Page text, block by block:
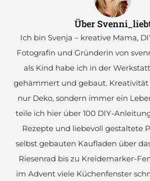
Über
Ich bin Svenja – kreative Mama,
Fotografin und Gründerin von
als Kind habe ich in der
gehämmert und gebaut.
nur Deko, sondern immer ein
teile ich hier über 100 DIY-
Rezepte und liebevoll gestaltete
selbst gebauten Kaufladen über
Riesenrad bis zu Kreidemarker-
im Advent viele Küchenfenster